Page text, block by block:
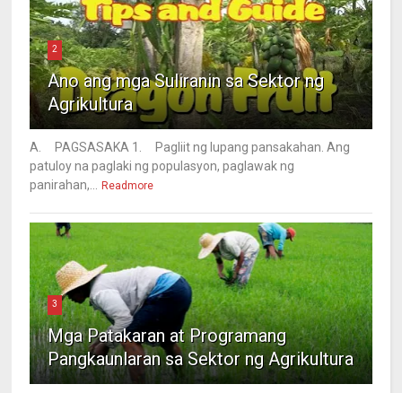
2
Ano ang mga Suliranin sa Sektor ng
Agrikultura
A. PAGSASAKA 1. Pagliit ng lupang pansakahan. Ang
patuloy na paglaki ng populasyon, paglawak ng
panirahan,...
Readmore
3
Mga Patakaran at Programang
Pangkaunlaran sa Sektor ng Agrikultura